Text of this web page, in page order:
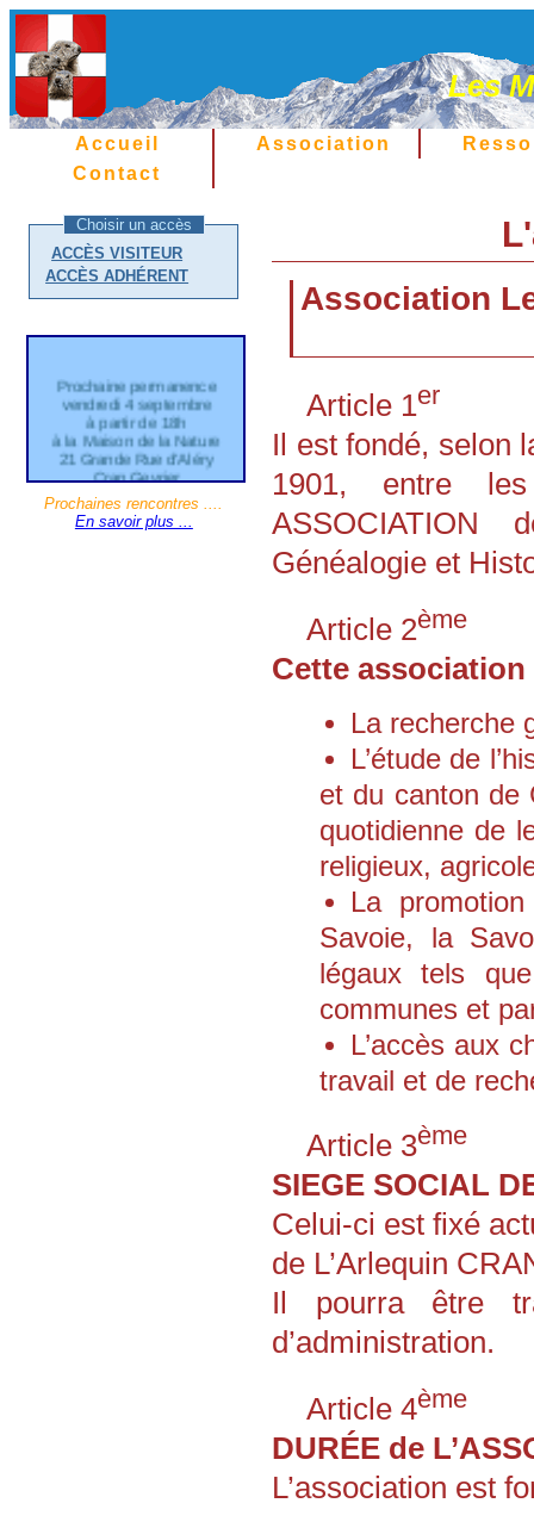
Les
Accueil Association
Contact
Choisir un accès
ACCÈS VISITEUR
ACCÈS ADHÉRENT
vendredi 4 septembre
à partir de 18h
à la Maison de la Nature
21 Grande Rue d'Aléry
Cran Gevrier
Entrée gratuite
---
Les Marmottes de Savoie
Prochaines rencontres ....
En savoir plus ...
Association
Article 1er
Il est fondé, selon
1901, entre
ASSOCIATION
Généalogie et
Article 2ème
Cette
La recherche
L’étude de
et du canton de
quotidienne de
religieux,
La
Savoie, la
légaux tels
communes et
L’accès aux
travail et de
Article 3ème
SIEGE SOCIAL
Celui-ci est fixé
de L’Arlequin
Il pourra être
d’administration.
Article 4ème
DURÉE de
L’association est